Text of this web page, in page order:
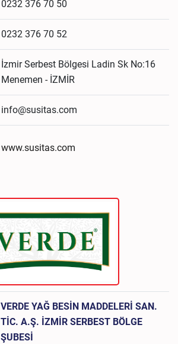
0232 376 70 50
0232 376 70 52
İzmir Serbest Bölgesi Ladin Sk No:16
Menemen - İZMİR
info@susitas.com
www.susitas.com
VERDE YAĞ BESİN MADDELERİ SAN.
TİC. A.Ş. İZMİR SERBEST BÖLGE
ŞUBESİ